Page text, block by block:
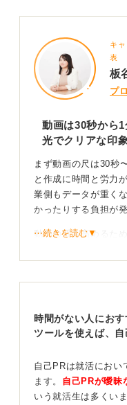
キ
表
板
プ
動画は30秒から
光でクリアな印
まず動画の尺は30秒
と作成に時間と労力
業側もデータが重く
かったりする負担が
動画の質を高めるた
夫しましょう。
注意を払うことが大
スト撮影をしてみる
企業が指定するファ
⋯続きを読む▼
時間がない人におす
ツールを使えば、
自己PRは就活におい
ます。 自己PRが曖昧
いう就活生は多くいま